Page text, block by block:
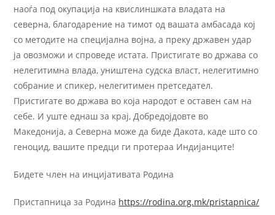
наоѓа под окупација на квислиншката владата на
северна, благодарение на тимот од вашата амбасада кој
со методите на специјална војна, а преку државен удар
ја овозможи и спроведе истата. Пристигате во држава со
нелегитимна влада, уништена судска власт, нелегитимно
собрание и спикер, нелегитимен претседател.
Пристигате во држава во која народот е оставен сам на
себе. И уште еднаш за крај, Добредојдовте во
Македонија, а Северна може да биде Дакота, каде што со
геноцид, вашите предци ги протераа Индијанците!
Бидете член на инцијативата Родина
Пристапница за Родина https://rodina.org.mk/pristapnica/